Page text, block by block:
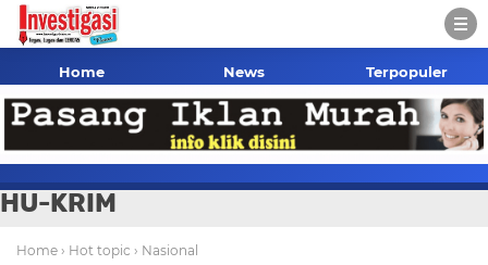
Home News Terpopuler
HU-KRIM
Home › Hot topic › Nasional